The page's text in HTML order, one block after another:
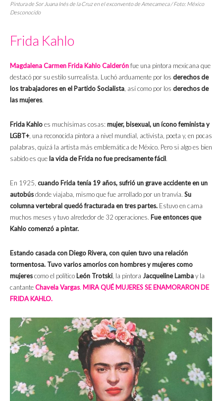
Pintura de Sor Juana Inés de la Cruz en el exconvento de Amecameca / Foto: México
Desconocido
Frida Kahlo
Magdalena Carmen Frida Kahlo Calderónfue una pintora mexicana que
destacó por su estilo surrealista. Luchó arduamente por los derechos de
los trabajadores en el Partido Socialista, así como por los derechos de
las mujeres.
Frida Kahloes muchísimas cosas: mujer, bisexual, un ícono feminista y
LGBT+, una reconocida pintora a nivel mundial, activista, poeta y, en pocas
palabras, quizá la artista más emblemática de México. Pero si algo es bien
sabido es que la vida de Frida no fue precisamente fácil.
En 1925, cuando Frida tenía 19 años, sufrió un grave accidente en un
autobúsdonde viajaba, mismo que fue arrollado por un tranvía. Su
columna vertebral quedó fracturada en tres partes. Estuvo en cama
muchos meses y tuvo alrededor de 32 operaciones. Fue entonces que
Kahlo comenzó a pintar.
Estando casada con Diego Rivera, con quien tuvo una relación
tormentosa. Tuvo varios amoríos con hombres y mujeres como
mujerescomo el político León Trotski, la pintora Jacqueline Lambay la
cantanteChavela Vargas. MIRA QUÉ MUJERES SE ENAMORARON DE
FRIDA KAHLO.